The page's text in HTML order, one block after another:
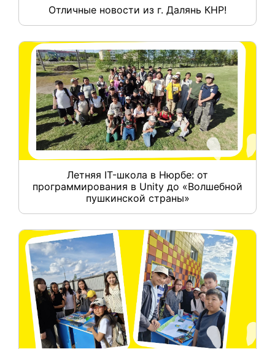
Отличные новости из г. Далянь КНР!
Летняя IT-школа в Нюрбе: от
программирования в Unity до «Волшебной
пушкинской страны»